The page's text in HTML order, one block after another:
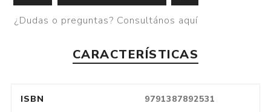
¿Dudas o preguntas? Consultános aquí
CARACTERÍSTICAS
ISBN 9791387892531